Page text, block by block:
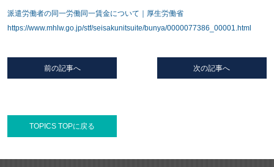
派遣労働者の同一労働同一賃金について｜厚生労働省
https://www.mhlw.go.jp/stf/seisakunitsuite/bunya/0000077386_00001.html
前の記事へ 次の記事へ
TOPICS TOPに戻る